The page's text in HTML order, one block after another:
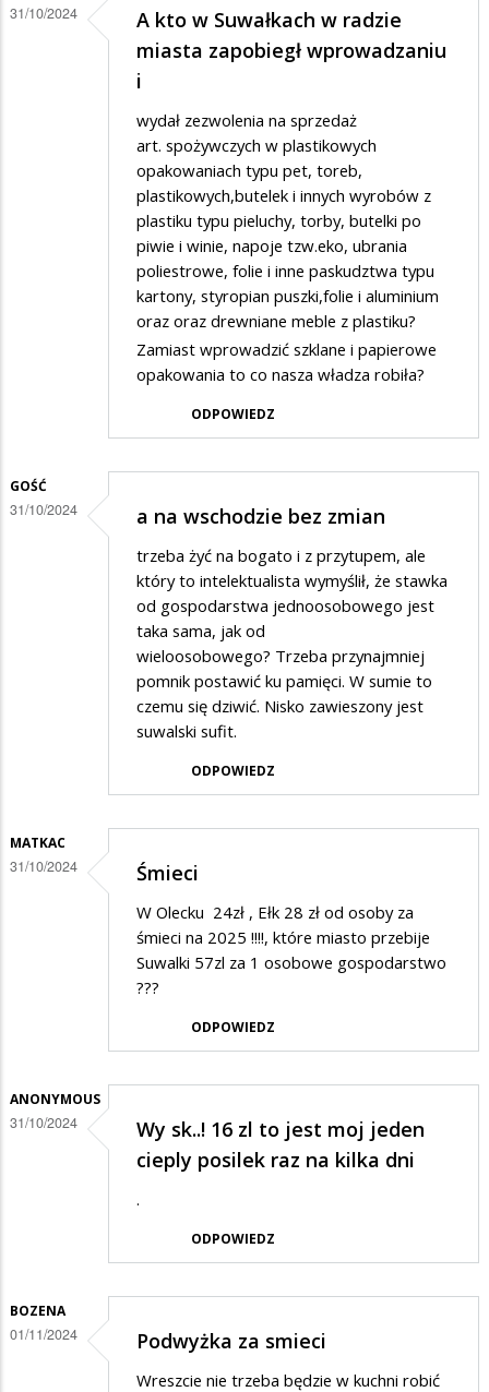
31/10/2024
A kto w Suwałkach w radzie
miasta zapobiegł wprowadzaniu
i
wydał zezwolenia na sprzedaż
art. spożywczych w plastikowych
opakowaniach typu pet, toreb,
plastikowych,butelek i innych wyrobów z
plastiku typu pieluchy, torby, butelki po
piwie i winie, napoje tzw.eko, ubrania
poliestrowe, folie i inne paskudztwa typu
kartony, styropian puszki,folie i aluminium
oraz oraz drewniane meble z plastiku?
Zamiast wprowadzić szklane i papierowe
opakowania to co nasza władza robiła?
ODPOWIEDZ
GOŚĆ
31/10/2024 a na wschodzie bez zmian
trzeba żyć na bogato i z przytupem, ale
który to intelektualista wymyślił, że stawka
od gospodarstwa jednoosobowego jest
taka sama, jak od
wieloosobowego? Trzeba przynajmniej
pomnik postawić ku pamięci. W sumie to
czemu się dziwić. Nisko zawieszony jest
suwalski sufit.
ODPOWIEDZ
MATKAC
31/10/2024 Śmieci
W Olecku 24zł , Ełk 28 zł od osoby za
śmieci na 2025 !!!!, które miasto przebije
Suwalki 57zl za 1 osobowe gospodarstwo
???
ODPOWIEDZ
ANONYMOUS
31/10/2024
Wy sk..! 16 zl to jest moj jeden
cieply posilek raz na kilka dni
.
ODPOWIEDZ
BOZENA
01/11/2024 Podwyżka za smieci
Wreszcie nie trzeba będzie w kuchni robić